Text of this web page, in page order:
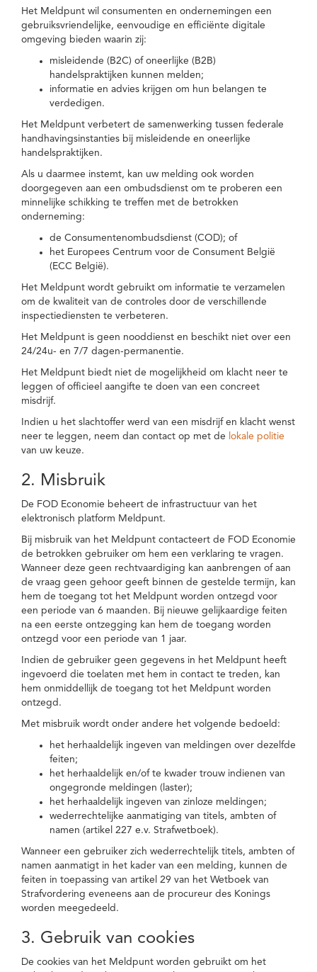
Het Meldpunt wil consumenten en ondernemingen een
gebruiksvriendelijke, eenvoudige en efficiënte digitale
omgeving bieden waarin zij:
misleidende (B2C) of oneerlijke (B2B)
handelspraktijken kunnen melden;
informatie en advies krijgen om hun belangen te
verdedigen.
Het Meldpunt verbetert de samenwerking tussen federale
handhavingsinstanties bij misleidende en oneerlijke
handelspraktijken.
Als u daarmee instemt, kan uw melding ook worden
doorgegeven aan een ombudsdienst om te proberen een
minnelijke schikking te treffen met de betrokken
onderneming:
de Consumentenombudsdienst (COD); of
het Europees Centrum voor de Consument België
(ECC België).
Het Meldpunt wordt gebruikt om informatie te verzamelen
om de kwaliteit van de controles door de verschillende
inspectiediensten te verbeteren.
Het Meldpunt is geen nooddienst en beschikt niet over een
24/24u- en 7/7 dagen-permanentie.
Het Meldpunt biedt niet de mogelijkheid om klacht neer te
leggen of officieel aangifte te doen van een concreet
misdrijf.
Indien u het slachtoffer werd van een misdrijf en klacht wenst
neer te leggen, neem dan contact op met de lokale politie
van uw keuze.
2. Misbruik
De FOD Economie beheert de infrastructuur van het
elektronisch platform Meldpunt.
Bij misbruik van het Meldpunt contacteert de FOD Economie
de betrokken gebruiker om hem een verklaring te vragen.
Wanneer deze geen rechtvaardiging kan aanbrengen of aan
de vraag geen gehoor geeft binnen de gestelde termijn, kan
hem de toegang tot het Meldpunt worden ontzegd voor
een periode van 6 maanden. Bij nieuwe gelijkaardige feiten
na een eerste ontzegging kan hem de toegang worden
ontzegd voor een periode van 1 jaar.
Indien de gebruiker geen gegevens in het Meldpunt heeft
ingevoerd die toelaten met hem in contact te treden, kan
hem onmiddellijk de toegang tot het Meldpunt worden
ontzegd.
Met misbruik wordt onder andere het volgende bedoeld:
het herhaaldelijk ingeven van meldingen over dezelfde
feiten;
het herhaaldelijk en/of te kwader trouw indienen van
ongegronde meldingen (laster);
het herhaaldelijk ingeven van zinloze meldingen;
wederrechtelijke aanmatiging van titels, ambten of
namen (artikel 227 e.v. Strafwetboek).
Wanneer een gebruiker zich wederrechtelijk titels, ambten of
namen aanmatigt in het kader van een melding, kunnen de
feiten in toepassing van artikel 29 van het Wetboek van
Strafvordering eveneens aan de procureur des Konings
worden meegedeeld.
3. Gebruik van cookies
De cookies van het Meldpunt worden gebruikt om het